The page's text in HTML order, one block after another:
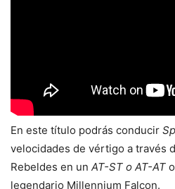
En este título podrás conducir
velocidades de vértigo a través
Rebeldes en un AT-ST o AT-AT
legendario Millennium Falcon.